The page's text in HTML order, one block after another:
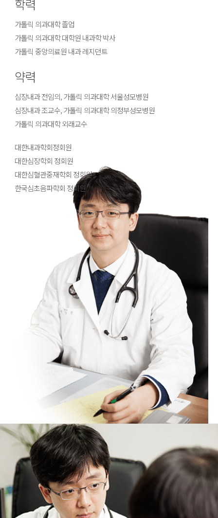
학력
가톨릭 의과대학 졸업
가톨릭 의과대학 대학원 내과학 박사
가톨릭 중앙의료원 내과 레지던트
약력
심장내과 전임의, 가톨릭 의과대학 서울성모병원
심장내과 조교수, 가톨릭 의과대학 의정부성모병원
가톨릭 의과대학 외래교수
대한내과학회정회원
대한심장학회 정회원
대한심혈관중재학회 정회원
한국심초음파학회 정회원